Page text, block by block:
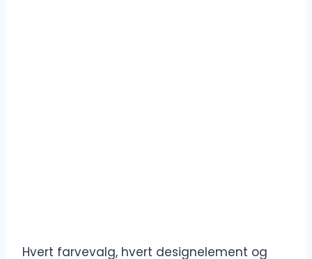
Hvert farvevalg, hvert designelement og